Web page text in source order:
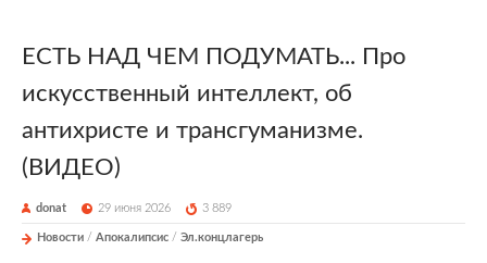
ЕСТЬ НАД ЧЕМ ПОДУМАТЬ... Про
искусственный интеллект, об
антихристе и трансгуманизме.
(ВИДЕО)
donat 29 июня 2026 3 889
Новости / Апокалипсис / Эл.концлагерь